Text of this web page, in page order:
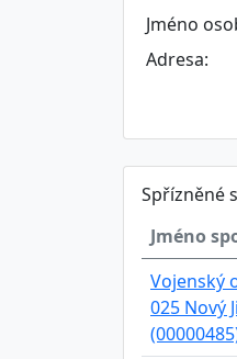
Jméno
Adresa:
Spřízněné
Jméno
Vojenský
025 Nový